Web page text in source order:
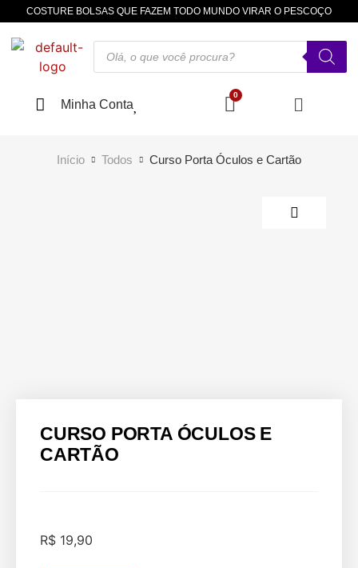
COSTURE BOLSAS QUE FAZEM TODO MUNDO VIRAR O PESCOÇO
Minha Conta
Início Todos Curso Porta Óculos e Cartão
CURSO PORTA ÓCULOS E
CARTÃO
R$ 19,90